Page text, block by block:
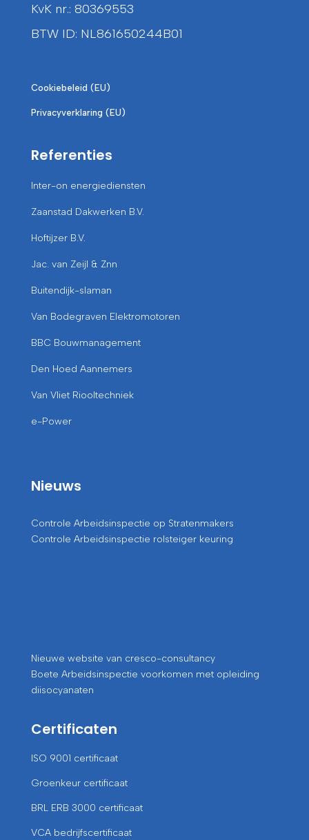
KvK nr.: 80369553
BTW ID: NL861650244B01
Cookiebeleid (EU)
Privacyverklaring (EU)
Referenties
Inter-on energiediensten
Zaanstad Dakwerken B.V.
Hoftijzer B.V.
Jac. van Zeijl & Znn
Buitendijk-slaman
Van Bodegraven Elektromotoren
BBC Bouwmanagement
Den Hoed Aannemers
Van Vliet Riooltechniek
e-Power
Nieuws
Controle Arbeidsinspectie op Stratenmakers
Controle Arbeidsinspectie rolsteiger keuring
Nieuwe website van cresco-consultancy
Boete Arbeidsinspectie voorkomen met opleiding
diisocyanaten
Certificaten
ISO 9001 certificaat
Groenkeur certificaat
BRL ERB 3000 certificaat
VCA bedrijfscertificaat